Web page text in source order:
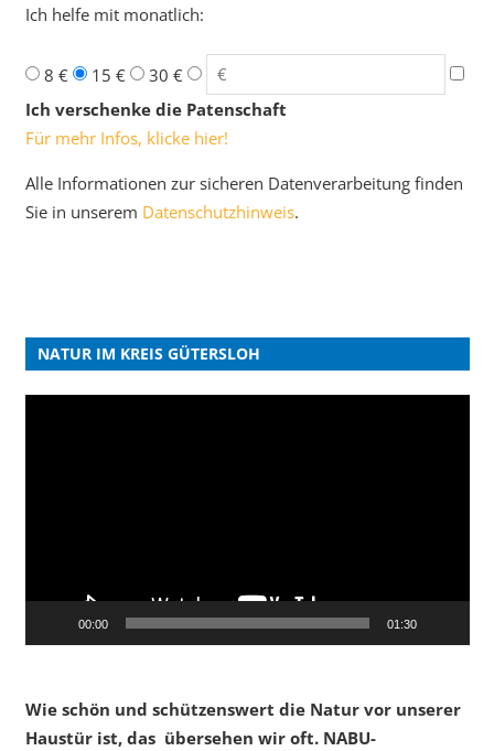
Ich helfe mit monatlich:
8 € 15 €
30 €
Ich verschenke die Patenschaft
Für mehr Infos, klicke hier!
Alle Informationen zur sicheren Datenverarbeitung finden
Sie in unserem Datenschutzhinweis.
NATUR IM KREIS GÜTERSLOH
00:00 01:30
Wie schön und schützenswert die Natur vor unserer
Haustür ist, das übersehen wir oft. NABU-